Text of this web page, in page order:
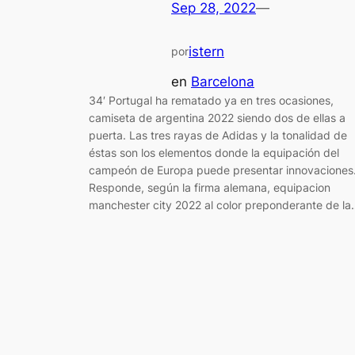
Sep 28, 2022—
poristern
en Barcelona
34′ Portugal ha rematado ya en tres ocasiones,
camiseta de argentina 2022 siendo dos de ellas a
puerta. Las tres rayas de Adidas y la tonalidad de
éstas son los elementos donde la equipación del
campeón de Europa puede presentar
Responde, según la firma alemana, equipacion
manchester city 2022 al color preponderante de